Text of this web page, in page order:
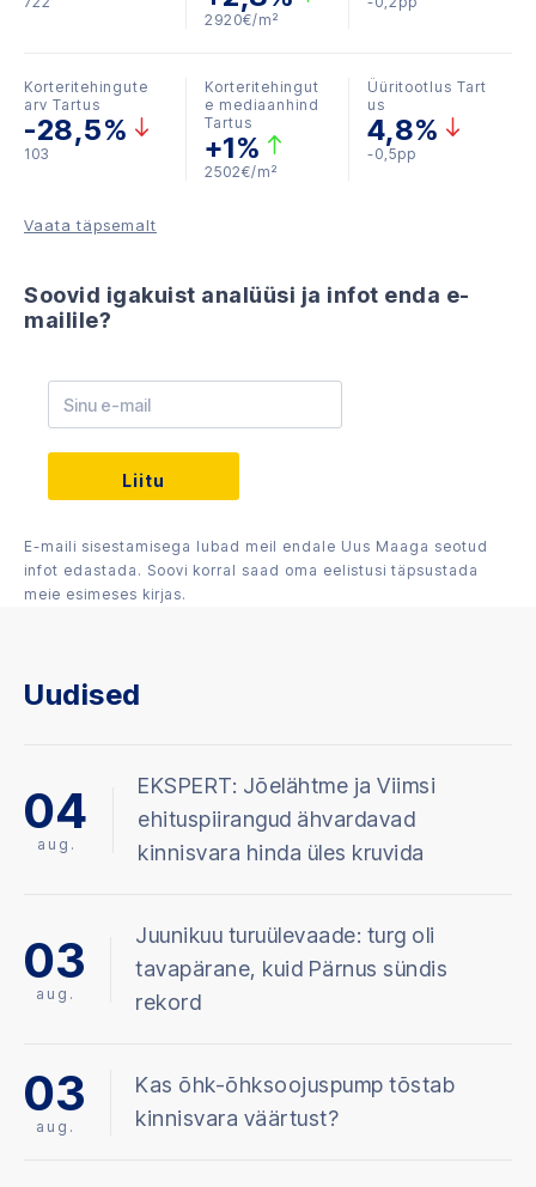
2920€/m²
Korteritehingute
arv Tartus
-28,5%
103
Korteritehingut
e mediaanhind
Tartus
+1%
2502€/m²
Üüritootlus Tart
us
4,8%
-0,5pp
Vaata täpsemalt
Soovid igakuist analüüsi ja infot enda e-
mailile?
E-maili sisestamisega lubad meil endale Uus Maaga seotud
infot edastada. Soovi korral saad oma eelistusi täpsustada
meie esimeses kirjas.
Uudised
04
aug.
EKSPERT: Jõelähtme ja Viimsi
ehituspiirangud ähvardavad
kinnisvara hinda üles kruvida
03
aug.
Juunikuu turuülevaade: turg oli
tavapärane, kuid Pärnus sündis
rekord
03
aug.
Kas õhk-õhksoojuspump tõstab
kinnisvara väärtust?